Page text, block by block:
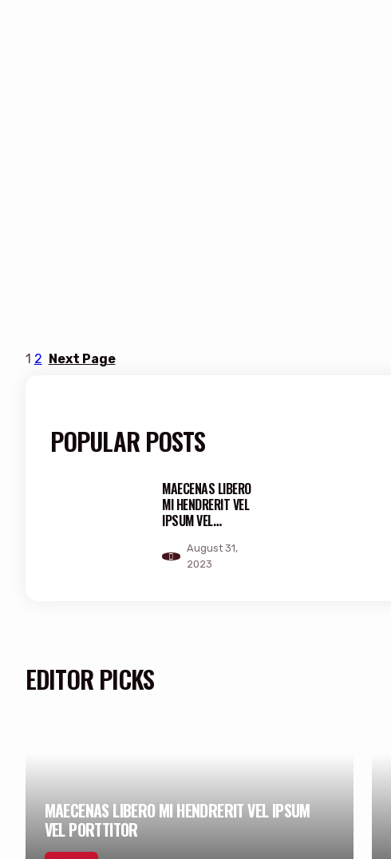
1 2 Next Page
POPULAR POSTS
MAECENAS LIBERO
MI HENDRERIT VEL
IPSUM VEL
August 31,
2023
EDITOR PICKS
MAECENAS LIBERO MI HENDRERIT VEL IPSUM
VEL PORTTITOR